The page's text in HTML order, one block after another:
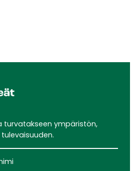
turvatakseen ympäristön,